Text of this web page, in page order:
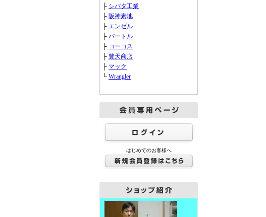
├ シバタ工業
├ 阪神素地
├ エンゼル
├ バートル
├ コーコス
├ 豊天商店
├ マック
└ Wrangler
はじめてのお客様へ